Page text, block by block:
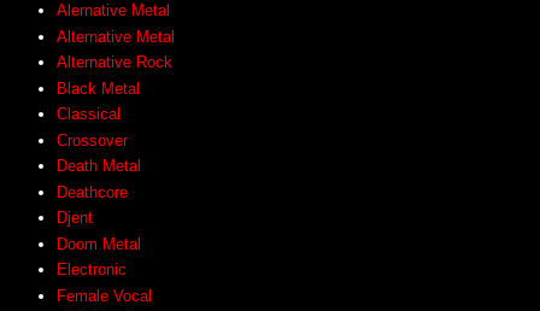
Alernative Metal
Alternative Metal
Alternative Rock
Black Metal
Classical
Crossover
Death Metal
Deathcore
Djent
Doom Metal
Electronic
Female Vocal